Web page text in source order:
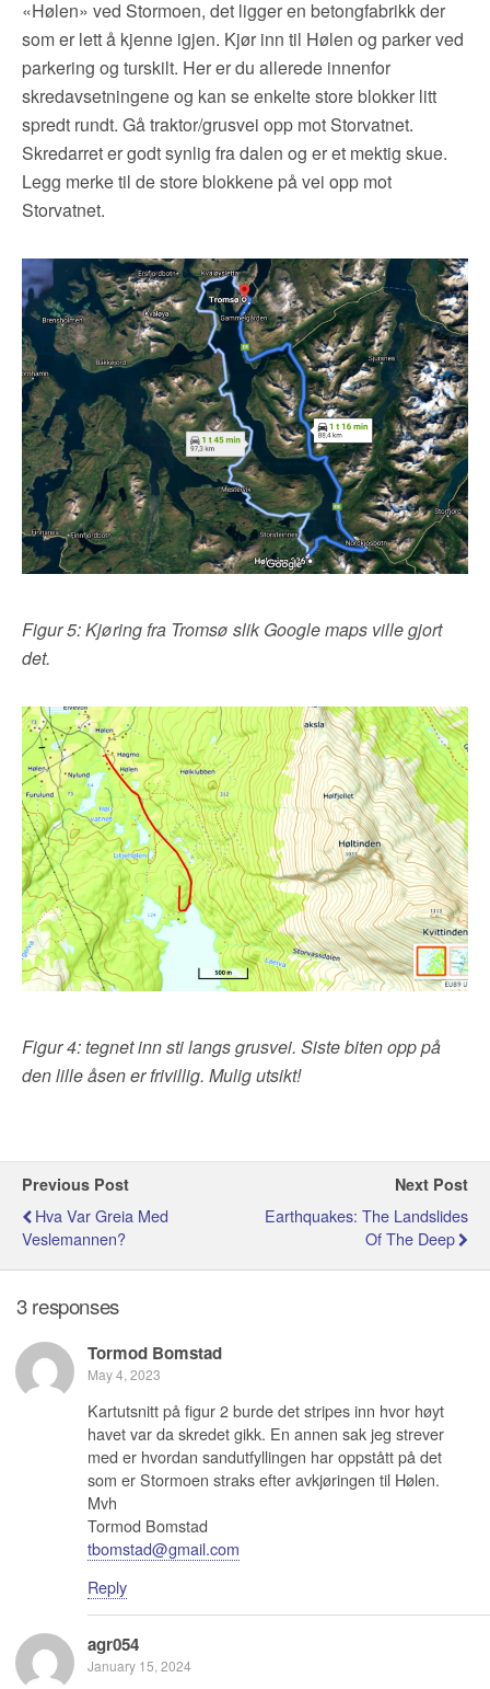
«Hølen» ved Stormoen, det ligger en betongfabrikk der
som er lett å kjenne igjen. Kjør inn til Hølen og parker ved
parkering og turskilt. Her er du allerede innenfor
skredavsetningene og kan se enkelte store blokker litt
spredt rundt. Gå traktor/grusvei opp mot Storvatnet.
Skredarret er godt synlig fra dalen og er et mektig skue.
Legg merke til de store blokkene på vei opp mot
Storvatnet.
Figur 5: Kjøring fra Tromsø slik Google maps ville gjort
det.
Figur 4: tegnet inn sti langs grusvei. Siste biten opp på
den lille åsen er frivillig. Mulig utsikt!
Previous Post
Hva Var Greia Med
Veslemannen?
Next Post
Earthquakes: The Landslides
Of The Deep
3 responses
Tormod Bomstad
May 4, 2023
Kartutsnitt på figur 2 burde det stripes inn hvor høyt
havet var da skredet gikk. En annen sak jeg strever
med er hvordan sandutfyllingen har oppstått på det
som er Stormoen straks efter avkjøringen til Hølen.
Mvh
Tormod Bomstad
tbomstad@gmail.com
Reply
agr054
January 15, 2024